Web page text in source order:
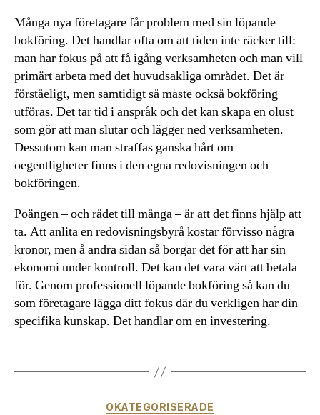
Många nya företagare får problem med sin löpande
bokföring. Det handlar ofta om att tiden inte räcker till:
man har fokus på att få igång verksamheten och man vill
primärt arbeta med det huvudsakliga området. Det är
förståeligt, men samtidigt så måste också bokföring
utföras. Det tar tid i anspråk och det kan skapa en olust
som gör att man slutar och lägger ned verksamheten.
Dessutom kan man straffas ganska hårt om
oegentligheter finns i den egna redovisningen och
bokföringen.
Poängen – och rådet till många – är att det finns hjälp att
ta. Att anlita en redovisningsbyrå kostar förvisso några
kronor, men å andra sidan så borgar det för att har sin
ekonomi under kontroll. Det kan det vara värt att betala
för. Genom professionell löpande bokföring så kan du
som företagare lägga ditt fokus där du verkligen har din
specifika kunskap. Det handlar om en investering.
Kategorier
OKATEGORISERADE